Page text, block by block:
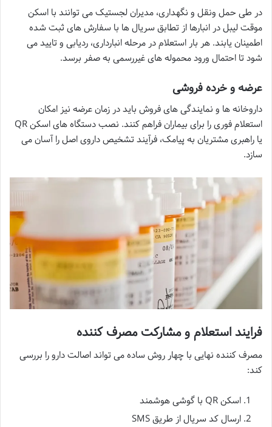
در طی حمل ونقل و نگهداری، مدیران لجستیک می توانند با اسکن
موقت لیبل در انبارها از تطابق سریال ها با سفارش های ثبت شده
اطمینان یابند. هر بار استعلام در مرحله انبارداری، ردیابی و تایید می
شود تا احتمال ورود محموله های غیررسمی به صفر برسد.
عرضه و خرده فروشی
داروخانه ها و نمایندگی های فروش باید در زمان عرضه نیز امکان
استعلام فوری را برای بیماران فراهم کنند. نصب دستگاه های اسکن QR
یا راهبری مشتریان به پیامک، فرآیند تشخیص داروی اصل را آسان می
سازد.
فرایند استعلام و مشارکت مصرف کننده
مصرف کننده نهایی با چهار روش ساده می تواند اصالت دارو را بررسی
کند:
اسکن QR با گوشی هوشمند
ارسال کد سریال از طریق SMS